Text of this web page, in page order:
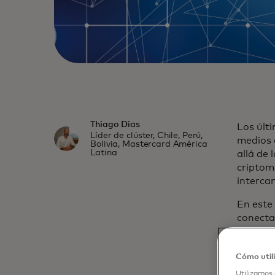
Thiago Dias
Líder de clúster, Chile, Perú,
Bolivia, Mastercard América
Latina
Los
medios
allá de
En
digital.
nuevas
Cómo